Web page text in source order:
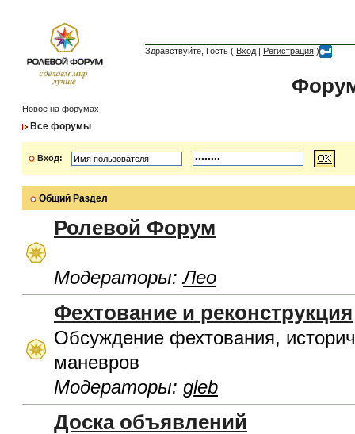
Здравствуйте, Гость ( Вход | Регистрация )
Новое на форумах
Все форумы
Вход:
Общий Раздел
Ролевой Форум
Модераторы:Лео
Фехтование и реконструкция
Обсуждение фехтования,
маневров
Модераторы: gleb
Доска объявлений